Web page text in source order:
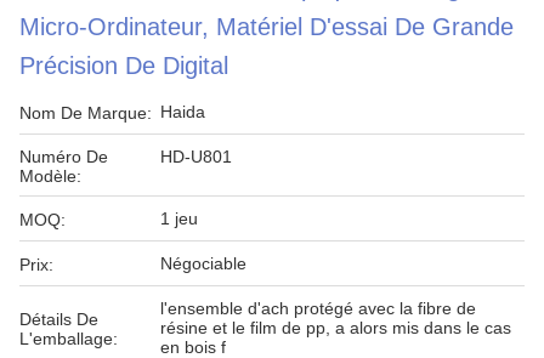
Micro-Ordinateur, Matériel D'essai De Grande
Précision De Digital
Nom De Marque: Haida
Numéro De
Modèle:
HD-U801
MOQ: 1 jeu
Prix: Négociable
Détails De
L'emballage:
l'ensemble d'ach protégé avec la fibre de
résine et le film de pp, a alors mis dans le cas
en bois f